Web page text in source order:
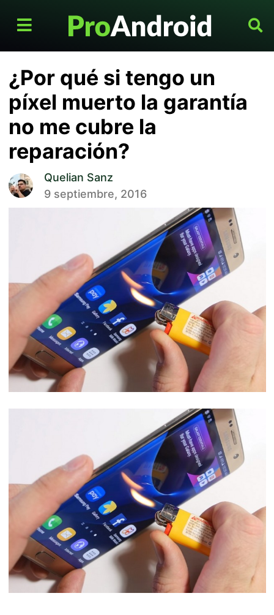
¿Por qué si tengo un
píxel muerto la garantía
no me cubre la
reparación?
Quelian Sanz
9 septiembre, 2016